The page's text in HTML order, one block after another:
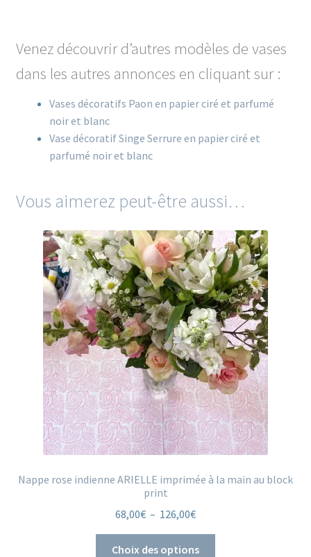
Venez découvrir d’autres modèles de vases
dans les autres annonces en cliquant sur :
Vases décoratifs Paon en papier ciré et parfumé
noir et blanc
Vase décoratif Singe Serrure en papier ciré et
parfumé noir et blanc
Vous aimerez peut-être aussi…
Nappe rose indienne ARIELLE imprimée à la main au block
print
68,00€ – 126,00€Plage
prix :
Choix des options